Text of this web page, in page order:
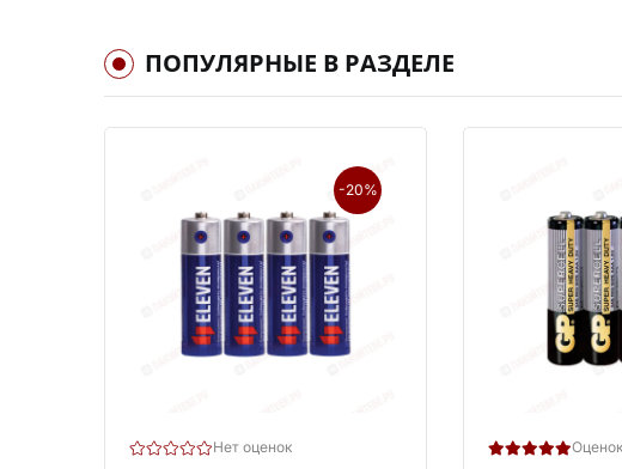
ПОПУЛЯРНЫЕ В РАЗДЕЛЕ
-20%
Нет оценок